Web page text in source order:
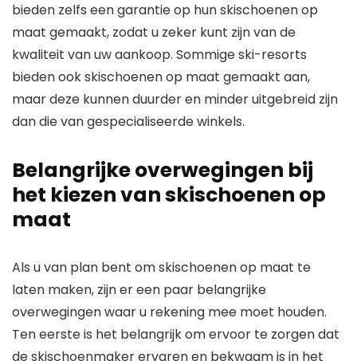
bieden zelfs een garantie op hun skischoenen op
maat gemaakt, zodat u zeker kunt zijn van de
kwaliteit van uw aankoop. Sommige ski-resorts
bieden ook skischoenen op maat gemaakt aan,
maar deze kunnen duurder en minder uitgebreid zijn
dan die van gespecialiseerde winkels.
Belangrijke overwegingen bij
het kiezen van skischoenen op
maat
Als u van plan bent om skischoenen op maat te
laten maken, zijn er een paar belangrijke
overwegingen waar u rekening mee moet houden.
Ten eerste is het belangrijk om ervoor te zorgen dat
de skischoenmaker ervaren en bekwaam is in het